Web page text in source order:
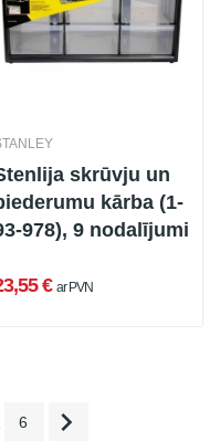
skrūvju un
kārba (1-
978), 9 nodalījumi
€ ar PVN
6 